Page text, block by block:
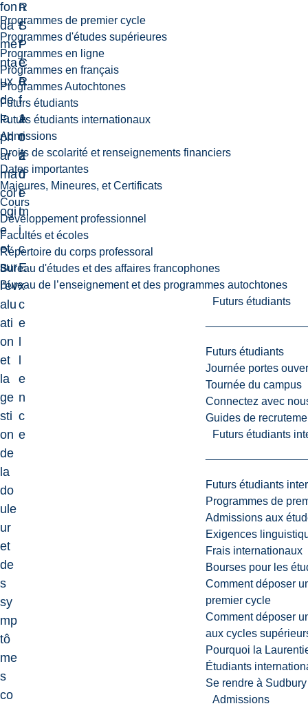
Programmes de premier cycle
Programmes d'études supérieures
Programmes en ligne
Programmes en français
Programmes Autochtones
Futurs étudiants
Futurs étudiants internationaux
Admissions
Droits de scolarité et renseignements financiers
Dates importantes
Majeures, Mineures, et Certificats
Cours
Développement professionnel
Facultés et écoles
Répertoire du corps professoral
Bureau d'études et des affaires francophones
Bureau de l’enseignement et des programmes autochtones
Futurs étudiants
Futurs étudiants
Journée portes
Tournée du campus
Connectez avec
Guides de
Futurs étudiants
Futurs étudiants
Programmes de
Admissions aux
Exigences
Frais internationaux
Bourses pour les
Comment déposer
premier cycle
Comment déposer
aux cycles
Pourquoi la
Étudiants
Se rendre à Sudbury
Admissions
fon
da
me
nta
ux
de
la
ph
ar
ma
col
ogi
e
et
sur
l'év
alu
ati
on
et
la
ge
sti
on
de
la
do
ule
ur
et
de
s
sy
mp
tô
me
s
co
R
S
P
C
R
-
1
0
2
0
F
L
n
t
r
e
o
f
A
c
a
d
e
m
i
c
E
x
c
e
e
n
c
e